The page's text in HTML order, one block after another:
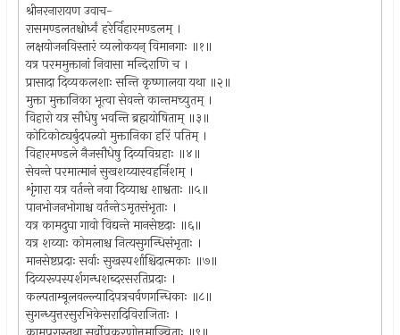
श्रीनरनारायण उवाच-
रासमण्डलतश्चोर्ध्वं हरेर्विहारमण्डलम् ।
लक्षयोजनविस्तारं व्यलोकयन् विमानगाः ॥१॥
यत्र परममुक्तानां निवासा मन्दिराणि च ।
प्रासादा दिव्यकलशाः सन्ति कृष्णालया यथा ॥२॥
मुक्ता मुक्तानिका भूत्वा सेवन्ते कान्तमच्युतम् ।
विहारो यत्र सौधेषु भवन्ति ब्रह्मयोषिताम् ॥३॥
कोटिकोट्यर्बुदपत्न्यो मुक्तानिका हरिं पतिम् ।
विहारमण्डले नैजसौधेषु दिव्यविग्रहाः ॥४॥
सेवन्ते परमात्मानं सुखशय्यास्वहर्निशम् ।
शृंगारा यत्र वर्तन्ते नवा दिव्याश्च शाश्वताः ॥५॥
पानभोजनभोगाश्च वर्तन्तेऽमृतसंभृताः ।
यत्र कामदुघा गावो विद्यन्ते मानसेष्टदाः ॥६॥
यत्र शय्याः कोमलाश्च नित्यसुगन्धिसंभृताः ।
मानसेष्टप्रदाः सर्वाः सुखस्पर्शाश्चिदात्मकाः ॥७॥
दिव्यरूपस्पर्शगन्धशब्दरसरतिप्रदाः ।
कल्पताम्बूलवल्ल्यादिपत्रचर्वणगन्धिकाः ॥८॥
सुगन्ध्युत्तरसुरभिकेसरादिविराजिताः ।